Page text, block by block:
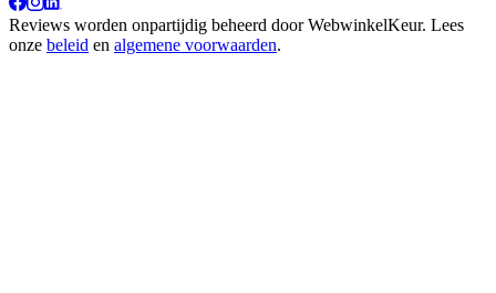
Reviews worden onpartijdig beheerd doorWebwinkelKeur. Lees
onze beleid en algemene voorwaarden.